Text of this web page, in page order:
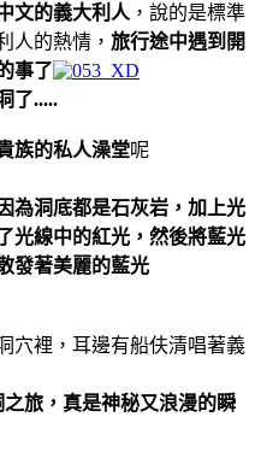
文的義大利人 ，說的是標準
人的熱情， 旅行途中遇到開
事了
了.....
族的私人澡堂呢
為洞底都是石灰岩，加上光
光線中的紅光，然後將藍光
發著美麗的藍光
穴裡，耳邊有船伕清唱著義
旅，真是神秘又浪漫的瞬